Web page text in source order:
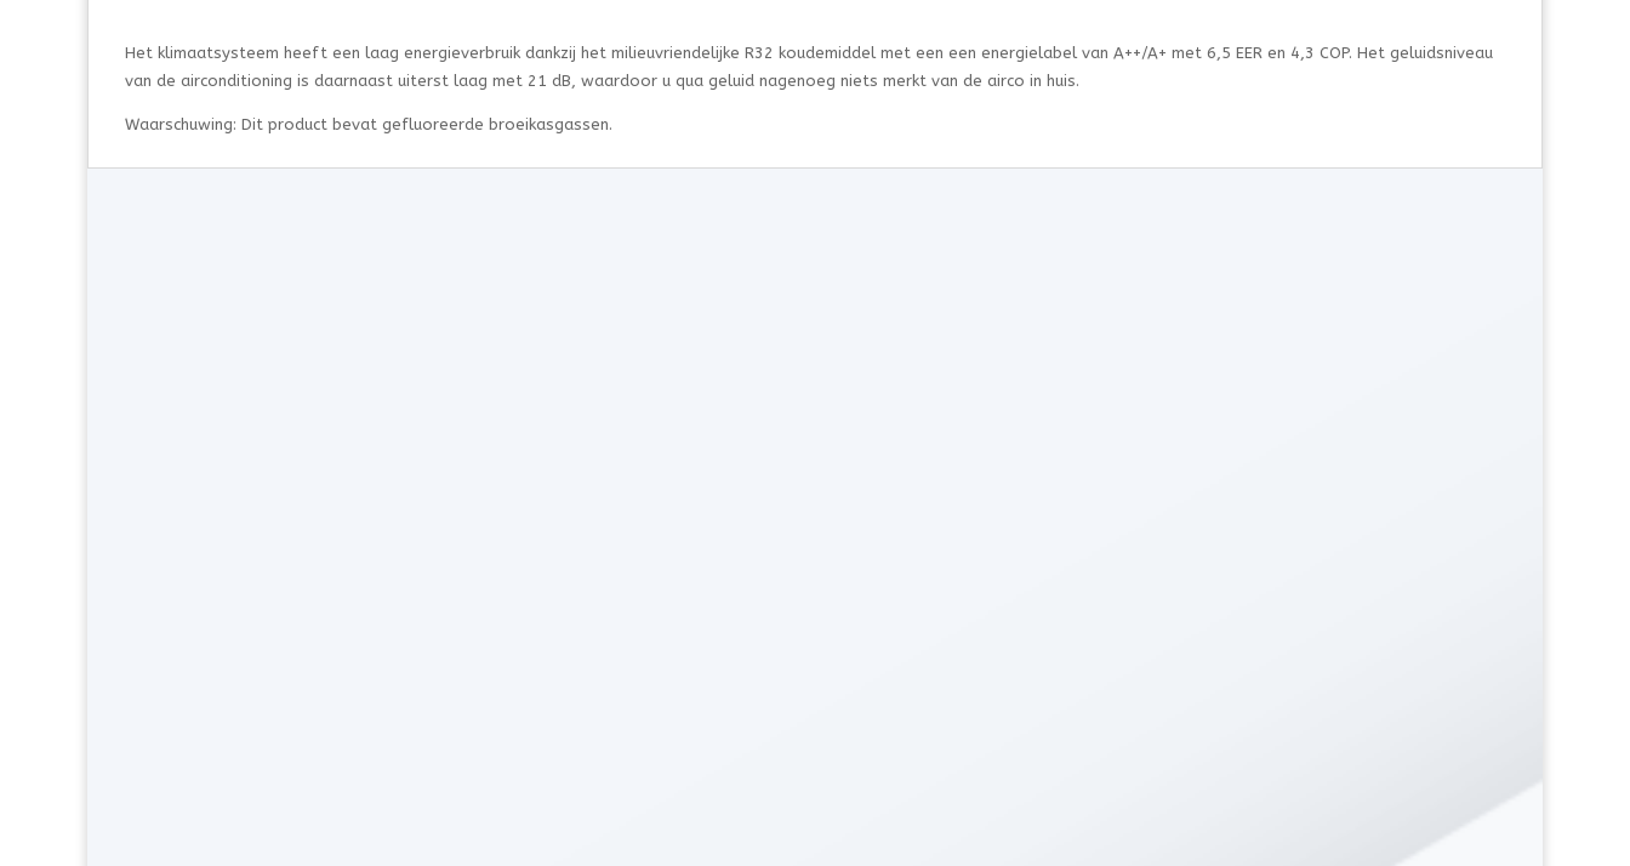
Het klimaatsysteem heeft een laag energieverbruik dankzij het milieuvriendelijke R32 koudemiddel met een een energielabel van A++/A+ met 6,5 EER en 4,3 COP. Het geluidsniveau
van de airconditioning is daarnaast uiterst laag met 21 dB, waardoor u qua geluid nagenoeg niets merkt van de airco in huis.
Waarschuwing: Dit product bevat gefluoreerde broeikasgassen.